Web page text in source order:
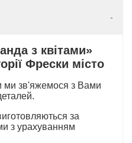
з квітами»
Фрески місто
ми зв'яжемося з Вами
за
з урахуванням